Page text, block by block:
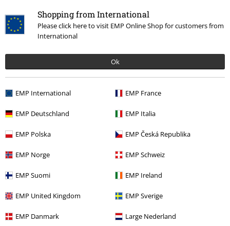
Shopping from International
Please click here to visit EMP Online Shop for customers from
International
Ok
EMP International EMP France
EMP Deutschland EMP Italia
EMP Polska EMP Česká Republika
EMP Norge EMP Schweiz
EMP Suomi EMP Ireland
EMP United Kingdom EMP Sverige
EMP Danmark Large Nederland
15,99 €
Más categorías. Más opciones
Películas & TV Películas & TV Marvel Avengers
Ropa
Camisetas & Tops Camisetas
Películas & TV Disney Camisetas & Tops Camisetas